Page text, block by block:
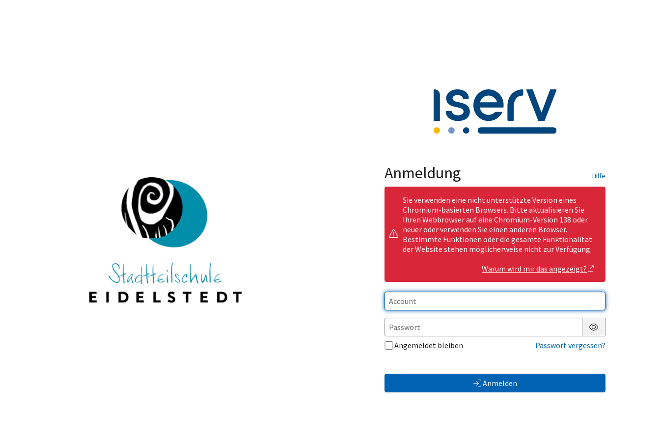
Anmeldung Hilfe
Sie verwenden eine nicht unterstützte Version eines
Chromium-basierten Browsers. Bitte aktualisieren Sie
Ihren Webbrowser auf eine Chromium-Version 138 oder
neuer oder verwenden Sie einen anderen Browser.
Bestimmte Funktionen oder die gesamte Funktionalität
der Website stehen möglicherweise nicht zur Verfügung.
Warum wird mir das angezeigt?
Passwort anzeigen
Angemeldet bleiben
Passwort vergessen?
Anmelden